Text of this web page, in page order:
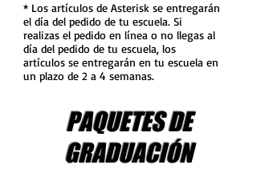
* Los artículos de Asterisk se entregarán
el día del pedido de tu escuela. Si
realizas el pedido en línea o no llegas al
día del pedido de tu escuela, los
artículos se entregarán en tu escuela en
un plazo de 2 a 4 semanas.
PAQUETES DE
GRADUACIÓN